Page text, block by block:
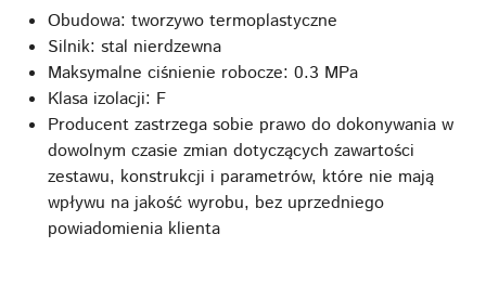
Obudowa: tworzywo termoplastyczne
Silnik: stal nierdzewna
Maksymalne ciśnienie robocze: 0.3 MPa
Klasa izolacji: F
Producent zastrzega sobie prawo do dokonywania w
dowolnym czasie zmian dotyczących zawartości
zestawu, konstrukcji i parametrów, które nie mają
wpływu na jakość wyrobu, bez uprzedniego
powiadomienia klienta